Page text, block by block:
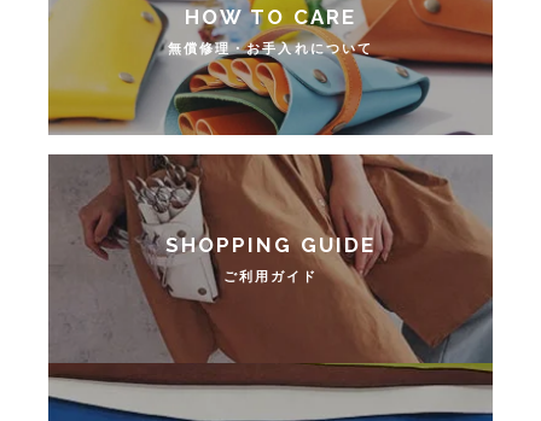
無償修理・お手入れについて
ご利用ガイド